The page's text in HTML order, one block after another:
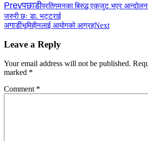
Prevपछाडीप्रतिगमनका बिरुद्ध एकजुट भएर
जरुरी छः डा. भट्टराई
अगाडीभूमिहीनलाई आयोगको आग्रहNext
Leave a Reply
Your email address will not be published.
marked *
Comment *